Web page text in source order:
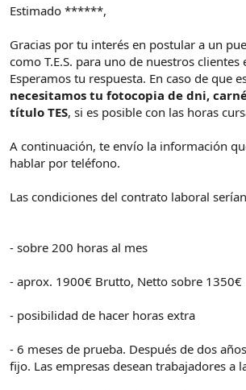
Estimado ******,
Gracias por tu interés en postular a un
como T.E.S. para uno de nuestros clientes
Esperamos tu respuesta. En caso de que
necesitamos tu fotocopia de dni,
título TES, si es posible con las horas
A continuación, te envío la información
hablar por teléfono.
Las condiciones del contrato laboral
- sobre 200 horas al mes
- aprox. 1900€ Brutto, Netto sobre 1350€
- posibilidad de hacer horas extra
- 6 meses de prueba. Después de dos
fijo. Las empresas desean trabajadores a